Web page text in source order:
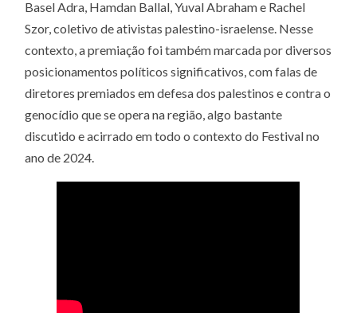
Basel Adra, Hamdan Ballal, Yuval Abraham e Rachel
Szor, coletivo de ativistas palestino-israelense. Nesse
contexto, a premiação foi também marcada por diversos
posicionamentos políticos significativos, com falas de
diretores premiados em defesa dos palestinos e contra o
genocídio que se opera na região, algo bastante
discutido e acirrado em todo o contexto do Festival no
ano de 2024.